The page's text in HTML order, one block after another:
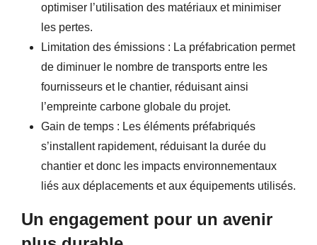
optimiser l’utilisation des matériaux et minimiser
les pertes.
Limitation des émissions : La préfabrication permet
de diminuer le nombre de transports entre les
fournisseurs et le chantier, réduisant ainsi
l’empreinte carbone globale du projet.
Gain de temps : Les éléments préfabriqués
s’installent rapidement, réduisant la durée du
chantier et donc les impacts environnementaux
liés aux déplacements et aux équipements utilisés.
Un engagement pour un avenir